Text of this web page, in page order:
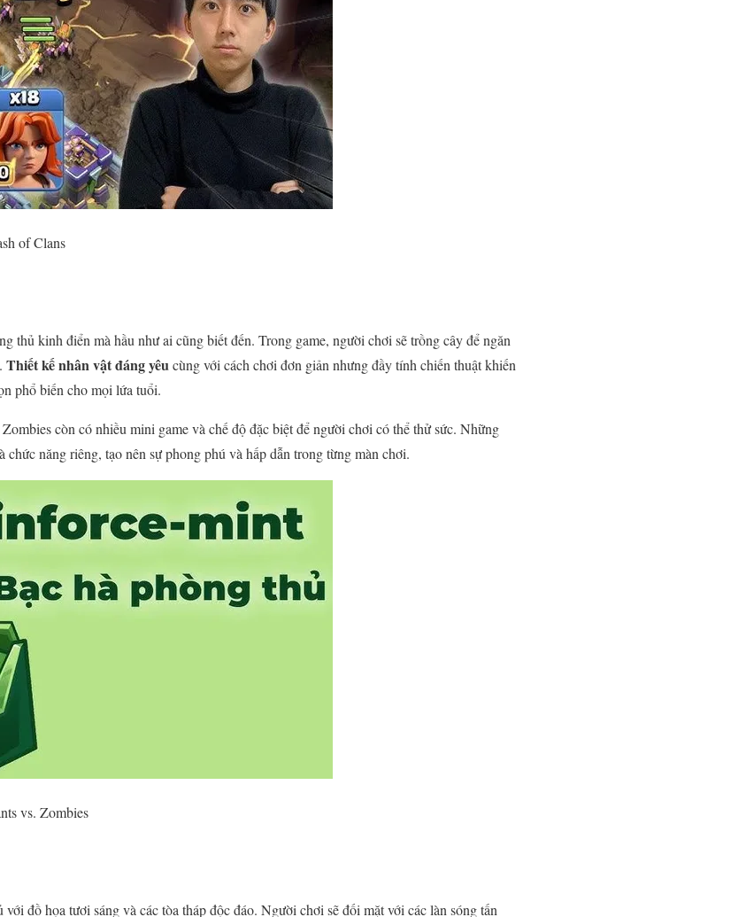
of Clans
thủ kinh điển mà hầu như ai cũng biết đến. Trong game, người chơi sẽ trồng cây để ngăn
Thiết kế nhân vật đáng yêucùng với cách chơi đơn giản nhưng đầy tính chiến thuật khiến
phổ biến cho mọi lứa tuổi.
còn có nhiều mini game và chế độ đặc biệt để người chơi có thể thử sức. Những
chức năng riêng, tạo nên sự phong phú và hấp dẫn trong từng màn chơi.
vs. Zombies
đồ họa tươi sáng và các tòa tháp độc đáo. Người chơi sẽ đối mặt với các làn sóng tấn